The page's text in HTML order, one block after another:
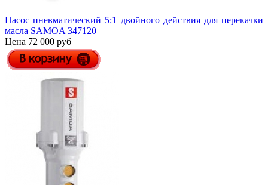
Насос пневматический 5:1 двойного действия для перекачки
масла SAMOA 347120
Цена 72 000 руб